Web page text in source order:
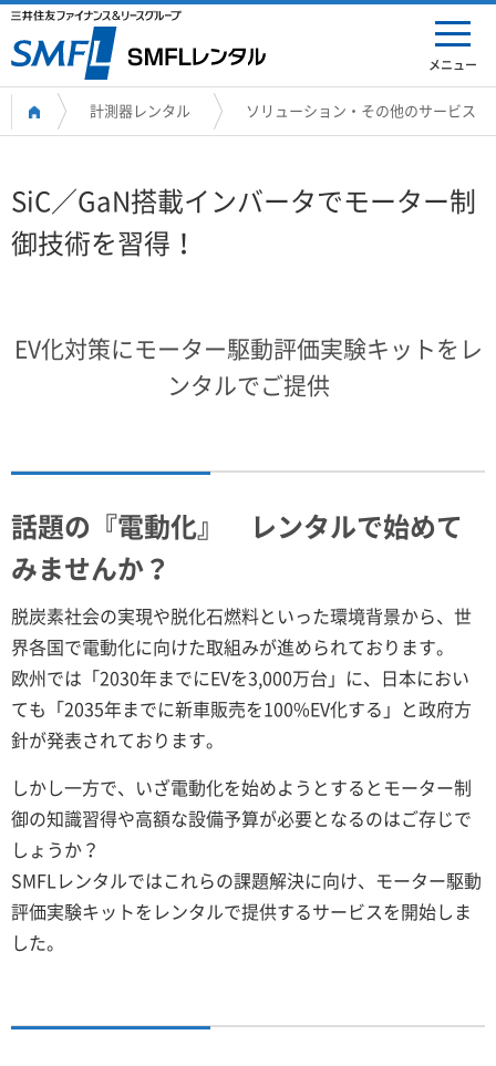
メニュー
計測器レンタル ソリューション・その他のサービス
SiC／GaN搭載インバータでモーター制
御技術を習得！
EV化対策にモーター駆動評価実験キットをレ
ンタルでご提供
話題の『電動化』 レンタルで始めて
みませんか？
脱炭素社会の実現や脱化石燃料といった環境背景から、世
界各国で電動化に向けた取組みが進められております。
欧州では「2030年までにEVを3,000万台」に、日本におい
ても「2035年までに新車販売を100%EV化する」と政府方
針が発表されております。
しかし一方で、いざ電動化を始めようとするとモーター制
御の知識習得や高額な設備予算が必要となるのはご存じで
しょうか？
SMFLレンタルではこれらの課題解決に向け、モーター駆動
評価実験キットをレンタルで提供するサービスを開始しま
した。